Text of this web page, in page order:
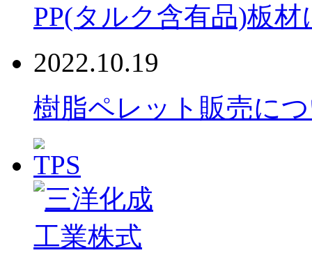
PP(タルク含有品)板
2022.10.19
樹脂ペレット販売に